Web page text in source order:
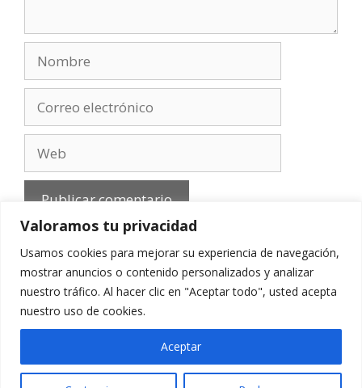
Valoramos tu privacidad
Usamos cookies para mejorar su experiencia de navegación,
mostrar anuncios o contenido personalizados y analizar
nuestro tráfico. Al hacer clic en "Aceptar todo", usted acepta
nuestro uso de cookies.
Aceptar
electrónico
Aviso Legal-Política de privacidad
Contacto